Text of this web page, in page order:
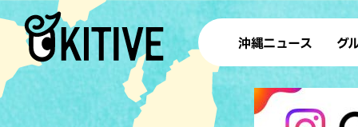
沖縄ニュース グ
ラ
テイ